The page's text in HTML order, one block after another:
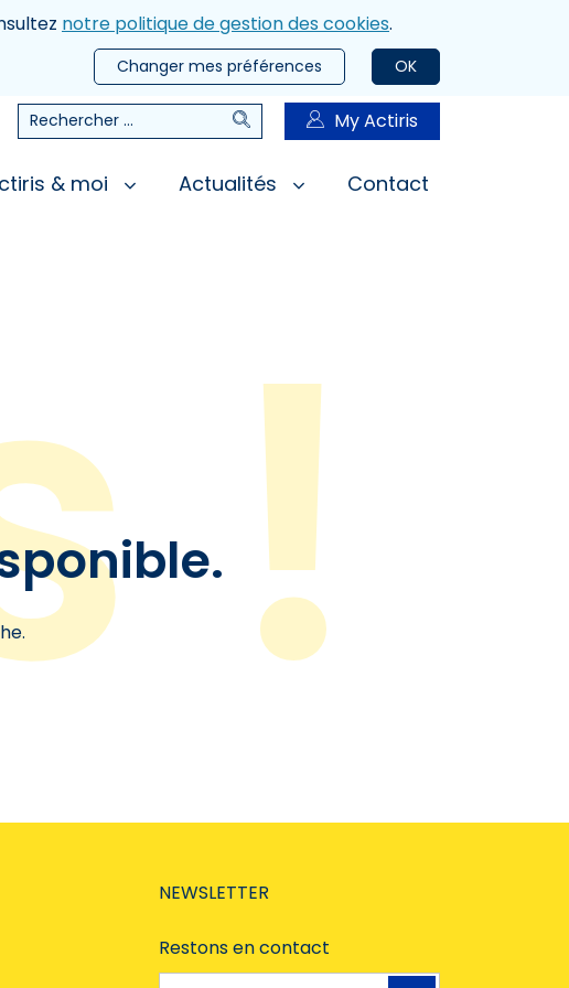
notre politique de gestion des cookies.
OK
Changer mes préférences
Rechercher RechercherMy Actiris
& moi Actualités Contact
NEWSLETTER
Restons en contact